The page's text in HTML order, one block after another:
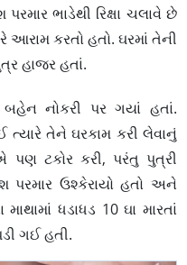
ભાડેથી રિક્ષા ચલાવે છે
આરામ કરતો હતો. ઘરમાં તેની
હાજર હતાં.
નોકરી પર ગયાં હતાં.
ત્યારે તેને ઘરકામ કરી લેવાનું
ટકોર કરી, પરંતુ પુત્રી
પરમાર ઉશ્કેરાયો હતો અને
ધડાધડ 10 ઘા મારતાં
ગઈ હતી.